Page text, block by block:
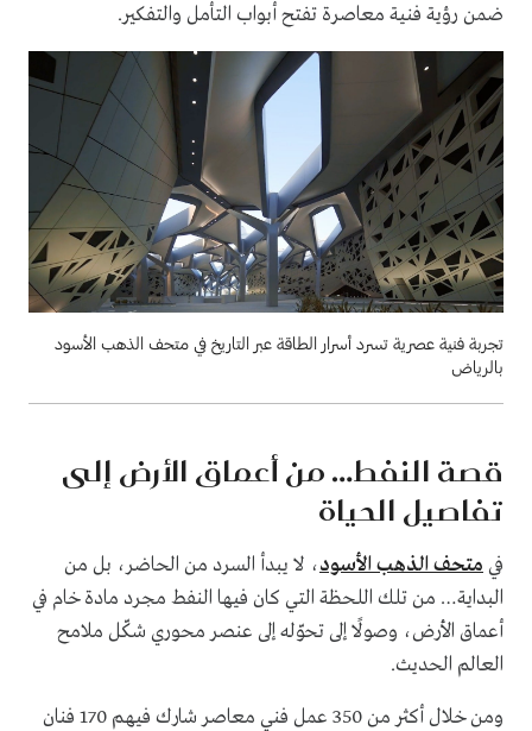
ضمن رؤية فنية معاصرة تفتح أبواب التأمل والتفكير.
تجربة فنية عصرية تسرد أسرار الطاقة عبر التاريخ في متحف الذهب الأسود
بالرياض
قصة النفط… من أعماق الأرض إلى
تفاصيل الحياة
في متحف الذهب الأسود، لا يبدأ السرد من الحاضر، بل من
البداية… من تلك اللحظة التي كان فيها النفط مجرد مادة خام في
أعماق الأرض، وصولًا إلى تحوّله إلى عنصر محوري شكّل ملامح
العالم الحديث.
ومن خلال أكثر من 350 عمل فني معاصر شارك فيهم 170 فنان